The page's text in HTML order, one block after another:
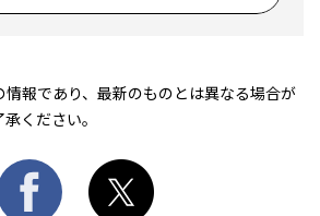
報であり、最新のものとは異なる場合が
ください。